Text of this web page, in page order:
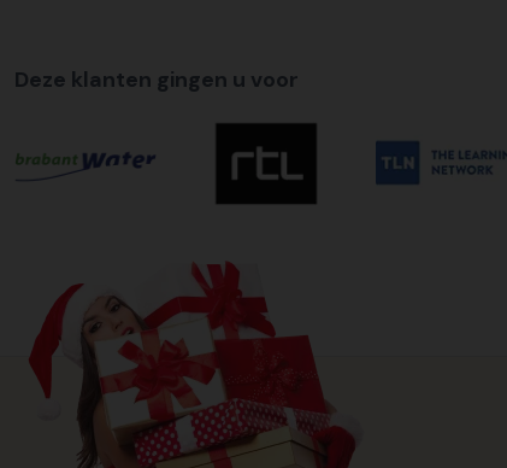
Deze klanten gingen u voor